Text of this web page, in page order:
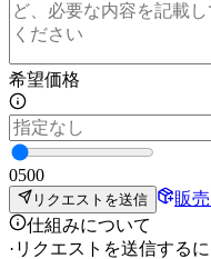
希望価格
0500
リクエストを送信
販
仕組みについて
· リクエストを送信する